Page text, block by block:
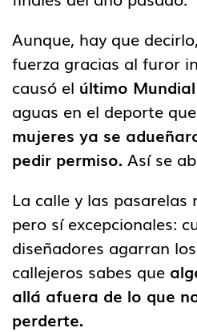
Aunque, hay que
fuerza gracias al furor
causó el último
aguas en el deporte
mujeres ya se
pedir permiso. Así se
La calle y las pasarelas
pero sí excepcionales:
diseñadores agarran
callejeros sabes que
allá afuera de lo que
perderte.